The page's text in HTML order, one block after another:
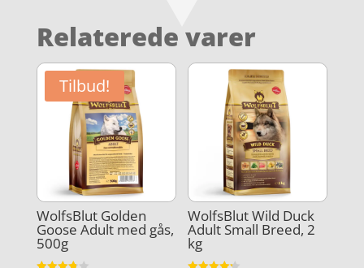
Relaterede varer
Tilbud!
WolfsBlut Golden
Goose Adult med gås,
500g
WolfsBlut Wild Duck
Adult Small Breed, 2
kg